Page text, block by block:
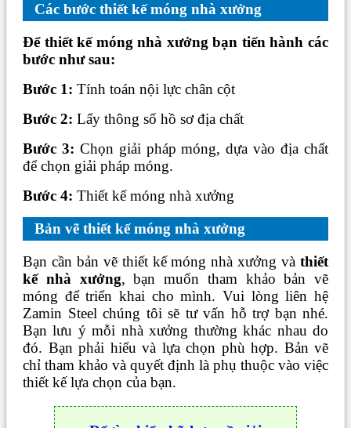
Các bước thiết kế móng nhà xưởng
Để thiết kế móng nhà xưởng bạn tiến hành các
bước như sau:
Bước 1: Tính toán nội lực chân cột
Bước 2: Lấy thông số hồ sơ địa chất
Bước 3: Chọn giải pháp móng, dựa vào địa chất
để chọn giải pháp móng.
Bước 4: Thiết kế móng nhà xưởng
Bản vẽ thiết kế móng nhà xưởng
Bạn cần bản vẽ thiết kế móng nhà xưởng và thiết
kế nhà xưởng, bạn muốn tham khảo bản vẽ
móng để triển khai cho mình. Vui lòng liên hệ
Zamin Steel chúng tôi sẽ tư vấn hỗ trợ bạn nhé.
Bạn lưu ý mỗi nhà xưởng thường khác nhau do
đó. Bạn phải hiểu và lựa chọn phù hợp. Bản vẽ
chỉ tham khảo và quyết định là phụ thuộc vào việc
thiết kế lựa chọn của bạn.